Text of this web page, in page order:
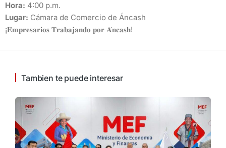
Hora: 4:00 p.m.
Lugar: Cámara de Comercio de Áncash
¡𝐄𝐦𝐩𝐫𝐞𝐬𝐚𝐫𝐢𝐨𝐬 𝐓𝐫𝐚𝐛𝐚𝐣𝐚𝐧𝐝𝐨 𝐩𝐨𝐫 𝐀́𝐧𝐜𝐚𝐬𝐡!
Tambien te puede interesar